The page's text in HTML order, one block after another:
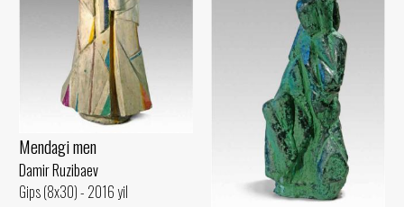
Mendagi men
Damir Ruzibaev
Gips (8x30) - 2016 yil